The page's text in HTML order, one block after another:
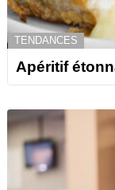
TENDANCES
Apéritif